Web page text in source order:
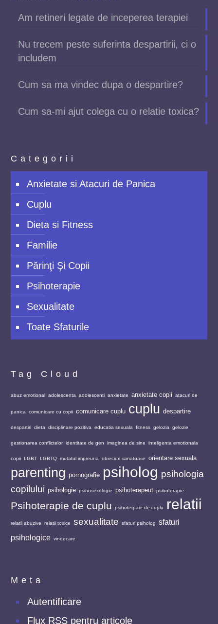
Am retineri legate de inceperea terapiei
Nu trecem peste suferinta despartirii, ci o
includem
Cum sa ma vindec dupa o despartire?
Cum sa-mi ajut colega cu o relatie toxica?
Categorii
Anxietate si Atacuri de Panica
Cuplu
Dieta si Fitness
Familie
Părinţi Şi Copii
Psihoterapie
Sexualitate
Toate Sfaturile
Tag Cloud
abuz emotional adolescenta adolescenti anxietate anxietate copii atacuri de
panica comunicare cu copii comunicare cuplu cuplu despartire
despartiri dieta disciplinare pozitiva educatia sexuala fitness gelozia gelozie
gestionarea conflictelor identitate de gen imaginea de sine inteligenta emotionala
copii LGBT LGBTQ mutatul impreuna obieciuri sanatoase orientare sexuala
parenting pornografie psiholog psihologia
copilului psihologie psihosexologie psihoterapeut psihoterapie
Psihoterapie de cuplu psihoterpaie de cuplu relatii
relatii abuzive relatii toxice sexualitate sfaturi psiholog
sfaturi
psihologice vindecare
Meta
Autentificare
Flux RSS pentru articole